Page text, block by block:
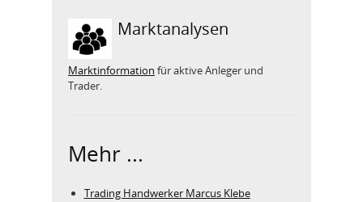
Marktanalysen
Marktinformation für aktive Anleger und
Trader.
Mehr ...
Trading Handwerker Marcus Klebe